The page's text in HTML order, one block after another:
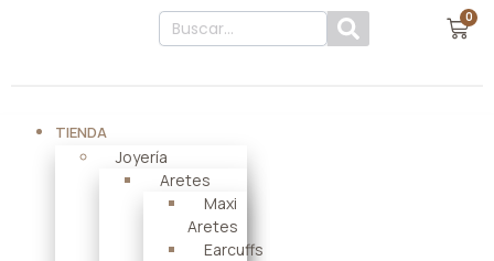
0
TIENDA
Joyería
Aretes
Maxi
Aretes
Earcuffs